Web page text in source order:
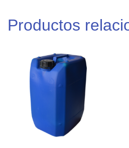
Productos